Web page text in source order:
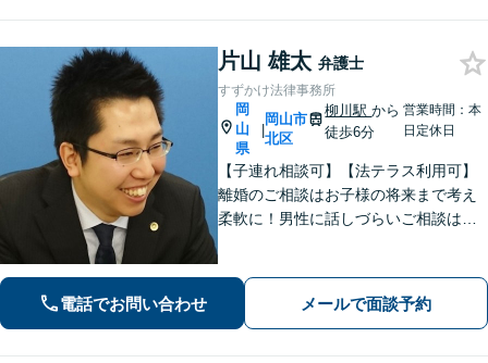
片山 雄太 弁護士
すずかけ法律事務所
岡
山
県
|
岡山市
北区
柳川駅から
徒歩6分
営業時間：本
日定休日
【子連れ相談可】【法テラス利用可】
離婚のご相談はお子様の将来まで考え
柔軟に！男性に話しづらいご相談は女
と連携してきめ細やかに対応【注力分
野初回相談無料】【WEB面談可】
電話でお問い合わせ メールで面談予約